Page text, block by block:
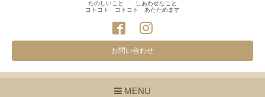
たのしいこと しあわせなこと
コトコト コトコト あたためます
お問い合わせ
MENU